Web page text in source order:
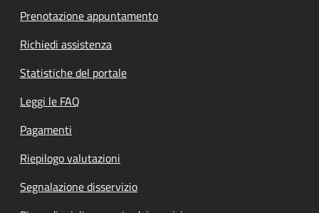
Prenotazione appuntamento
Richiedi assistenza
Statistiche del portale
Leggi le FAQ
Pagamenti
Riepilogo valutazioni
Segnalazione disservizio